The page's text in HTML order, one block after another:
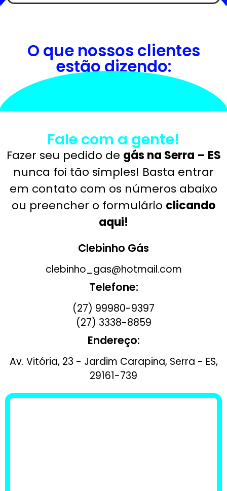
O que nossos clientes
estão dizendo:
Fale com a gente!
Fazer seu pedido de gás na Serra – ES
nunca foi tão simples! Basta entrar
em contato com os números abaixo
ou preencher o formulário clicando
aqui!
Clebinho Gás
clebinho_gas@hotmail.com
Telefone:
(27) 99980-9397
(27) 3338-8859
Endereço:
Av. Vitória, 23 - Jardim Carapina, Serra - ES,
29161-739